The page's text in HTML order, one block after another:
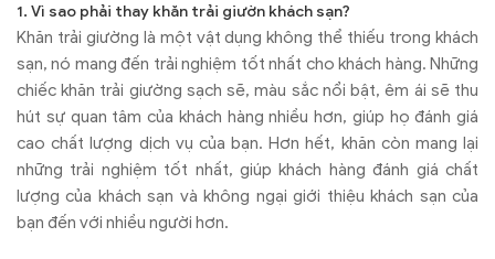
1. Vì sao phải thay khăn trải giườn khách sạn?
Khăn trải giường là một vật dụng không thể thiếu trong khách
sạn, nó mang đến trải nghiệm tốt nhất cho khách hàng. Những
chiếc khăn trải giường sạch sẽ, màu sắc nổi bật, êm ái sẽ thu
hút sự quan tâm của khách hàng nhiều hơn, giúp họ đánh giá
cao chất lượng dịch vụ của bạn. Hơn hết, khăn còn mang lại
những trải nghiệm tốt nhất, giúp khách hàng đánh giá chất
lượng của khách sạn và không ngại giới thiệu khách sạn của
bạn đến với nhiều người hơn.